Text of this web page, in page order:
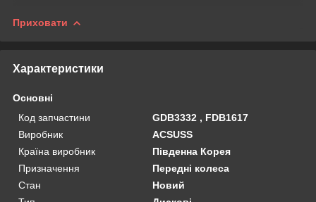
Приховати
Характеристики
Основні
Код запчастини
GDB3332 , FDB1617
Виробник
ACSUSS
Країна виробник
Південна Корея
Призначення
Передні колеса
Стан
Новий